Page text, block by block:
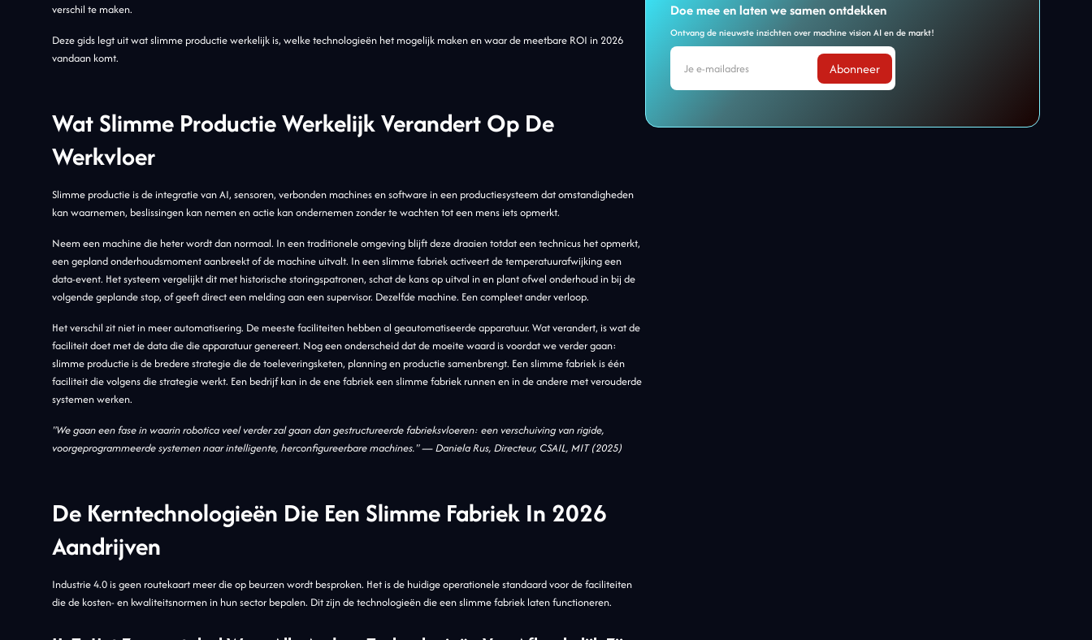
verschil te maken.
Deze gids legt uit wat slimme productie werkelijk is, welke technologieën het mogelijk maken en waar de meetbare ROI in 2026
vandaan komt.
Wat Slimme Productie Werkelijk Verandert Op De
Werkvloer
Slimme productie is de integratie van AI, sensoren, verbonden machines en software in een productiesysteem dat omstandigheden
kan waarnemen, beslissingen kan nemen en actie kan ondernemen zonder te wachten tot een mens iets opmerkt.
Neem een machine die heter wordt dan normaal. In een traditionele omgeving blijft deze draaien totdat een technicus het opmerkt,
een gepland onderhoudsmoment aanbreekt of de machine uitvalt. In een slimme fabriek activeert de temperatuurafwijking een
data-event. Het systeem vergelijkt dit met historische storingspatronen, schat de kans op uitval in en plant ofwel onderhoud in bij de
volgende geplande stop, of geeft direct een melding aan een supervisor. Dezelfde machine. Een compleet ander verloop.
Het verschil zit niet in meer automatisering. De meeste faciliteiten hebben al geautomatiseerde apparatuur. Wat verandert, is wat de
faciliteit doet met de data die die apparatuur genereert. Nog een onderscheid dat de moeite waard is voordat we verder gaan:
slimme productie is de bredere strategie die de toeleveringsketen, planning en productie samenbrengt. Een slimme fabriek is één
faciliteit die volgens die strategie werkt. Een bedrijf kan in de ene fabriek een slimme fabriek runnen en in de andere met verouderde
systemen werken.
"We gaan een fase in waarin robotica veel verder zal gaan dan gestructureerde fabrieksvloeren: een verschuiving van rigide,
voorgeprogrammeerde systemen naar intelligente, herconfigureerbare machines." — Daniela Rus, Directeur, CSAIL, MIT (2025)
De Kerntechnologieën Die Een Slimme Fabriek In 2026
Aandrijven
Industrie 4.0 is geen routekaart meer die op beurzen wordt besproken. Het is de huidige operationele standaard voor de faciliteiten
die de kosten- en kwaliteitsnormen in hun sector bepalen. Dit zijn de technologieën die een slimme fabriek laten functioneren.
Doe mee en laten we samen ontdekken
Ontvang de nieuwste inzichten over machine vision AI en de markt!